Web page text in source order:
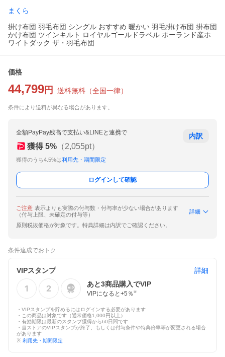
まくら
掛け布団 羽毛布団 シングル おすすめ 暖かい 羽毛掛け布団 掛布団
かけ布団 ツインキルト ロイヤルゴールドラベル ポーランド産ホ
ワイトダック ザ・羽毛布団
価格
44,799 円 送料無料 （全国一律）
条件により送料が異なる場合があります。
全額PayPay残高で支払い&LINEと連携で
獲得 5% （2,055pt）
獲得のうち4.5%は利用先・期間限定
内訳
ログインして確認
ご注意 表示よりも実際の付与数・付与率が少ない場合があります
（付与上限、未確定の付与等）
詳細
原則税抜価格が対象です。特典詳細は内訳でご確認ください。
条件達成でおトク
VIPスタンプ
詳細
あと3商品購入でVIP
VIPになると+5 ％ ※
・VIPスタンプを貯めるにはログインする必要があります
・この商品は対象です（通常価格1,000円以上）
・有効期限は最新のスタンプ獲得から60日間です
・当ストアのVIPスタンプが終了、もしくは付与条件や特典倍率等が変更される場合
があります
※ 利用先・期間限定